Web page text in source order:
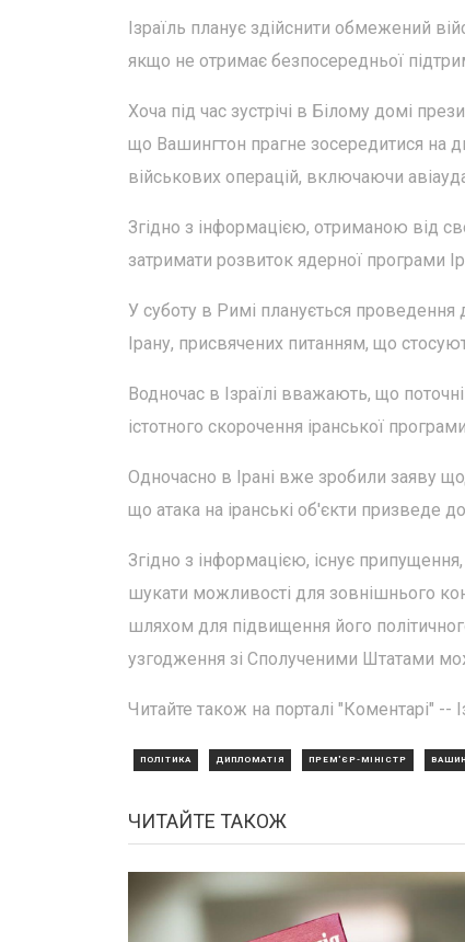
Ізраїль планує здійснити обмежений
якщо не отримає безпосередньої
Хоча під час зустрічі в Білому домі
що Вашингтон прагне зосередитися на
військових операцій, включаючи
Згідно з інформацією, отриманою від
затримати розвиток ядерної програми
У суботу в Римі планується
Ірану, присвячених питанням, що
Водночас в Ізраїлі вважають, що
істотного скорочення іранської
Одночасно в Ірані вже зробили заяву
що атака на іранські об'єкти призведе
Згідно з інформацією, існує
шукати можливості для зовнішнього
шляхом для підвищення його
узгодження зі Сполученими Штатами
Читайте також на порталі "Коментарі" --
ПОЛІТИКА ДИПЛОМАТІЯ ПРЕМ'ЄР-МІНІСТР
ЧИТАЙТЕ ТАКОЖ